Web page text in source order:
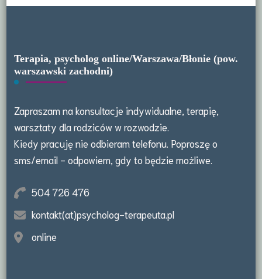
Terapia, psycholog online/Warszawa/Błonie (pow.
warszawski zachodni)
Zapraszam na konsultacje indywidualne, terapię,
warsztaty dla rodziców w rozwodzie.
Kiedy pracuję nie odbieram telefonu. Poproszę o
sms/email - odpowiem, gdy to będzie możliwe.
504 726 476
kontakt(at)psycholog-terapeuta.pl
online